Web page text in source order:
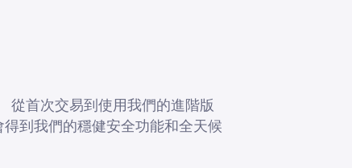
從首次交易到使用我們的進階版
到我們的穩健安全功能和全天候